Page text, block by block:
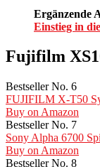
Ergänzende
Einstieg in
Fujifilm
Bestseller No. 6
FUJIFILM X-T50
Buy on Amazon
Bestseller No. 7
Sony Alpha 6700
Buy on Amazon
Bestseller No. 8